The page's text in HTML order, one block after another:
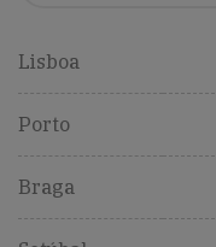
Lisboa
Porto
Braga